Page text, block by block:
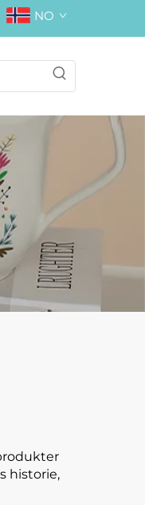
NO
historie,